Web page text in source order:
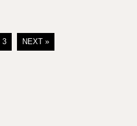
3 NEXT »